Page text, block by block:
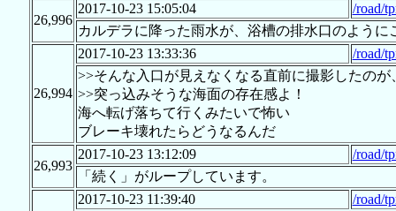
26,996
2017-10-23 15:05:04
/road/
カルデラに降った雨水が、浴槽の排水口のよう
26,994
2017-10-23 13:33:36
/road/
>>そんな入口が見えなくなる直前に撮影したの
>>突っ込みそうな海面の存在感よ！
海へ転げ落ちて行くみたいで怖い
ブレーキ壊れたらどうなるんだ
26,993
2017-10-23 13:12:09
/road/
「続く」がループしています。
2017-10-23 11:39:40
/road/